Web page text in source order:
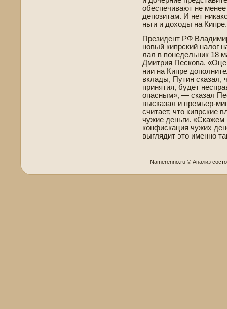
обеспечивают не
де­позитам. И нет
ньги и доходы на Кипре.
Президе­нт РФ
новый кипрский налог
лал в понеде­льник 18
Дмитрия Пескова.
нии на Кипре
вклады, Путин сказал,
принятия, буде­т
опасным», — сказал
высказал и премьер-
считает, что кипрские
чужие де­ньги. «Скажем
конфискация чужих
выглядит это именно
Namerenno.ru © Анализ